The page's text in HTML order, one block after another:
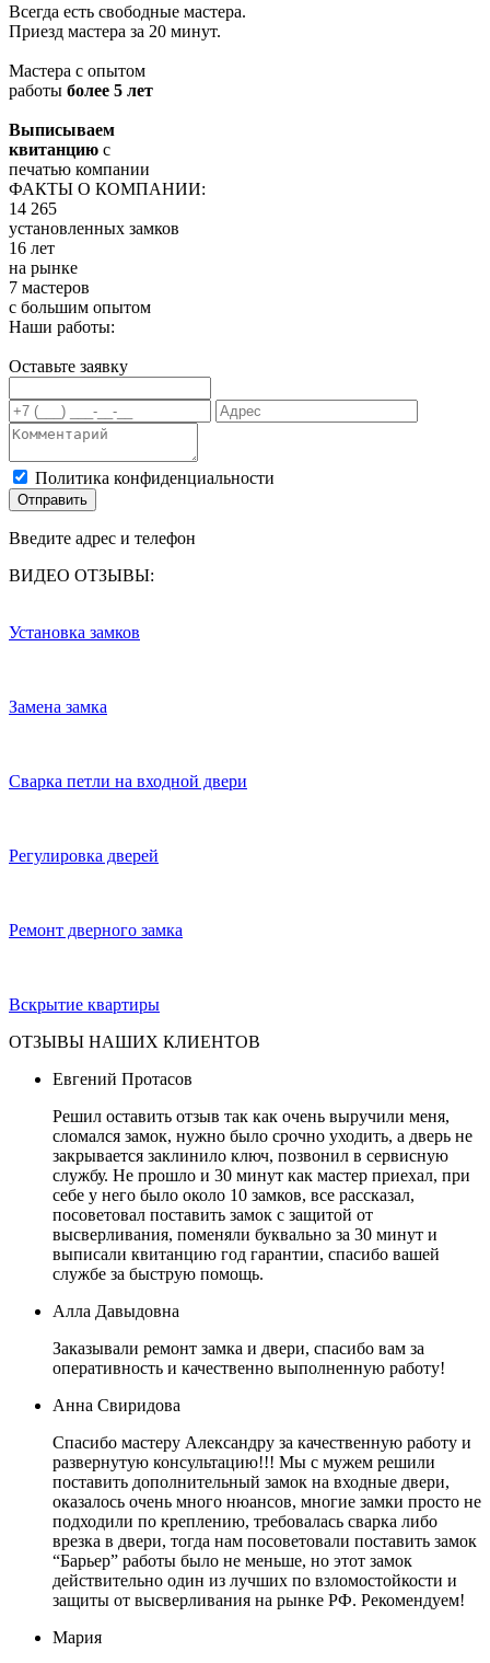
Всегда есть свободные мастера.
Приезд мастера за 20 минут.
Мастера с опытом
работы более 5 лет
Выписываем
квитанцию с
печатью компании
ФАКТЫ О КОМПАНИИ:
14 265
установленных замков
16 лет
на рынке
7 мастеров
с большим опытом
Наши работы:
Оставьте заявку
Политика конфиденциальности
Отправить
Введите адрес и телефон
ВИДЕО ОТЗЫВЫ:
Установка замков
Замена замка
Сварка петли на входной двери
Регулировка дверей
Ремонт дверного замка
Вскрытие квартиры
ОТЗЫВЫ НАШИХ КЛИЕНТОВ
Евгений Протасов
Решил оставить отзыв так как очень выручили меня,
сломался замок, нужно было срочно уходить, а дверь не
закрывается заклинило ключ, позвонил в сервисную
службу. Не прошло и 30 минут как мастер приехал, при
себе у него было около 10 замков, все рассказал,
посоветовал поставить замок с защитой от
высверливания, поменяли буквально за 30 минут и
выписали квитанцию год гарантии, спасибо вашей
службе за быструю помощь.
Алла Давыдовна
Заказывали ремонт замка и двери, спасибо вам за
оперативность и качественно выполненную работу!
Анна Свиридова
Спасибо мастеру Александру за качественную работу и
развернутую консультацию!!! Мы с мужем решили
поставить дополнительный замок на входные двери,
оказалось очень много нюансов, многие замки просто не
подходили по креплению, требовалась сварка либо
врезка в двери, тогда нам посоветовали поставить замок
“Барьер” работы было не меньше, но этот замок
действительно один из лучших по взломостойкости и
защиты от высверливания на рынке РФ. Рекомендуем!
Мария